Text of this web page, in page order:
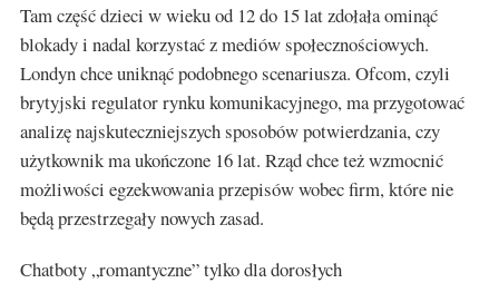
Tam część dzieci w wieku od 12 do 15 lat zdołała ominąć
blokady i nadal korzystać z mediów społecznościowych.
Londyn chce uniknąć podobnego scenariusza. Ofcom, czyli
brytyjski regulator rynku komunikacyjnego, ma przygotować
analizę najskuteczniejszych sposobów potwierdzania, czy
użytkownik ma ukończone 16 lat. Rząd chce też wzmocnić
możliwości egzekwowania przepisów wobec firm, które nie
będą przestrzegały nowych zasad.
Chatboty „romantyczne” tylko dla dorosłych